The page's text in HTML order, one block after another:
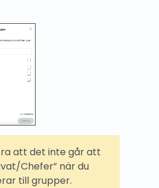
att det inte går att
Chefer” när du
till grupper.